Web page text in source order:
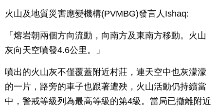
火山及地質災害應變機構(PVMBG)發言人Ishaq:
「熔岩朝兩個方向流動，向南方及東南方移動。火山
灰向天空噴發4.6公里。」
噴出的火山灰不僅覆蓋附近村莊，連天空中也灰濛濛
的一片，路旁的車子也跟著遭殃，火山活動仍持續當
中，警戒等級列為最高等級的第4級。當局已撤離附近